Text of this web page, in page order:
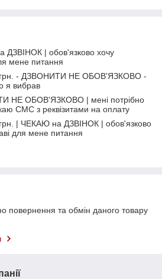
ДЗВІНОК | обов'язково хочу
мене питання
грн. - ДЗВОНИТИ НЕ ОБОВ'ЯЗКОВО -
я вибрав
НЕ ОБОВ'ЯЗКОВО | мені потрібно
СМС з реквізитами на оплату
грн. | ЧЕКАЮ на ДЗВІНОК | обов'язково
для мене питання
повернення та обмін даного товару